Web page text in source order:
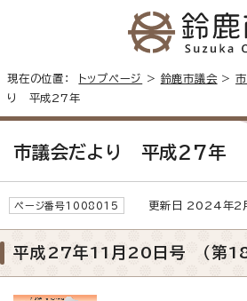
現在の位置： トップページ > 鈴鹿市議会 >
り 平成27年
市議会だより 平成27年
ページ番号1008015 更新日 2024年2
平成27年11月20日号 （第